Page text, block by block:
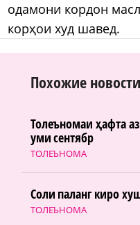
одамони кордон
корҳои худ шавед.
Похожие новости
ТОЛЕЪНОМА
Толеъномаи ҳафта
уми сентябр
ТОЛЕЪНОМА
Соли паланг киро